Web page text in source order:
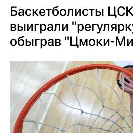
Баскетболисты
выиграли
обыграв "Цмоки-